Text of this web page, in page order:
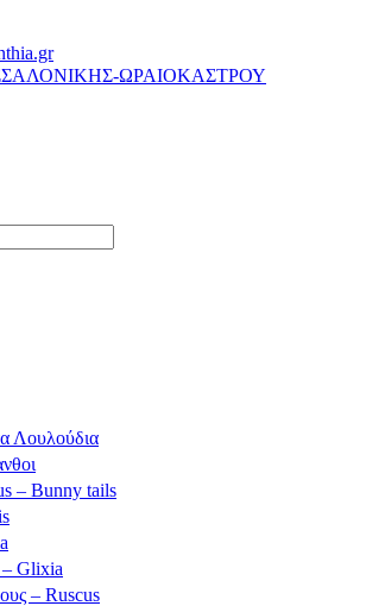
ΩΡΑΙΟΚΑΣΤΡΟΥ
Λουλούδια
– Bunny tails
– Glixia
– Ruscus